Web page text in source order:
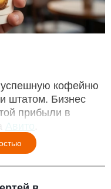
кофейню
штатом. Бизнес
прибыли в
Авито